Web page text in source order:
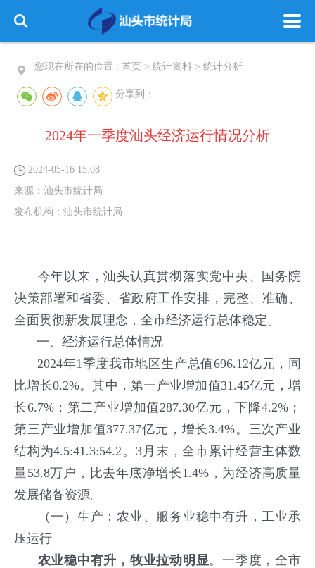
您现在所在的位置 : 首页 > 统计资料 > 统计分析
分享到：
2024年一季度汕头经济运行情况分析
2024-05-16 15:08
来源： 汕头市统计局
发布机构： 汕头市统计局
今年以来，汕头认真贯彻落实党中央、国务院
决策部署和省委、省政府工作安排，完整、准确、
全面贯彻新发展理念，全市经济运行总体稳定。
一、经济运行总体情况
2024年1季度我市地区生产总值696.12亿元，同
比增长0.2%。其中，第一产业增加值31.45亿元，增
长6.7%；第二产业增加值287.30亿元，下降4.2%；
第三产业增加值377.37亿元，增长3.4%。三次产业
结构为4.5:41.3:54.2。3月末，全市累计经营主体数
量53.8万户，比去年底净增长1.4%，为经济高质量
发展储备资源。
（一）生产：农业、服务业稳中有升，工业承
压运行
农业稳中有升，牧业拉动明显。一季度，全市